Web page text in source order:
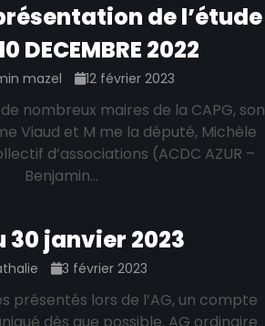
de l’étude
DECEMBRE 2022
mazel 12 février 2023
nombreux maires de la CAPG, son
Viaud et M me la député, Michèle
d’associations (ACDC AZUR –
Benjamin…
30 janvier 2023
3 février 2023
présentés lors de l’AG, un compte